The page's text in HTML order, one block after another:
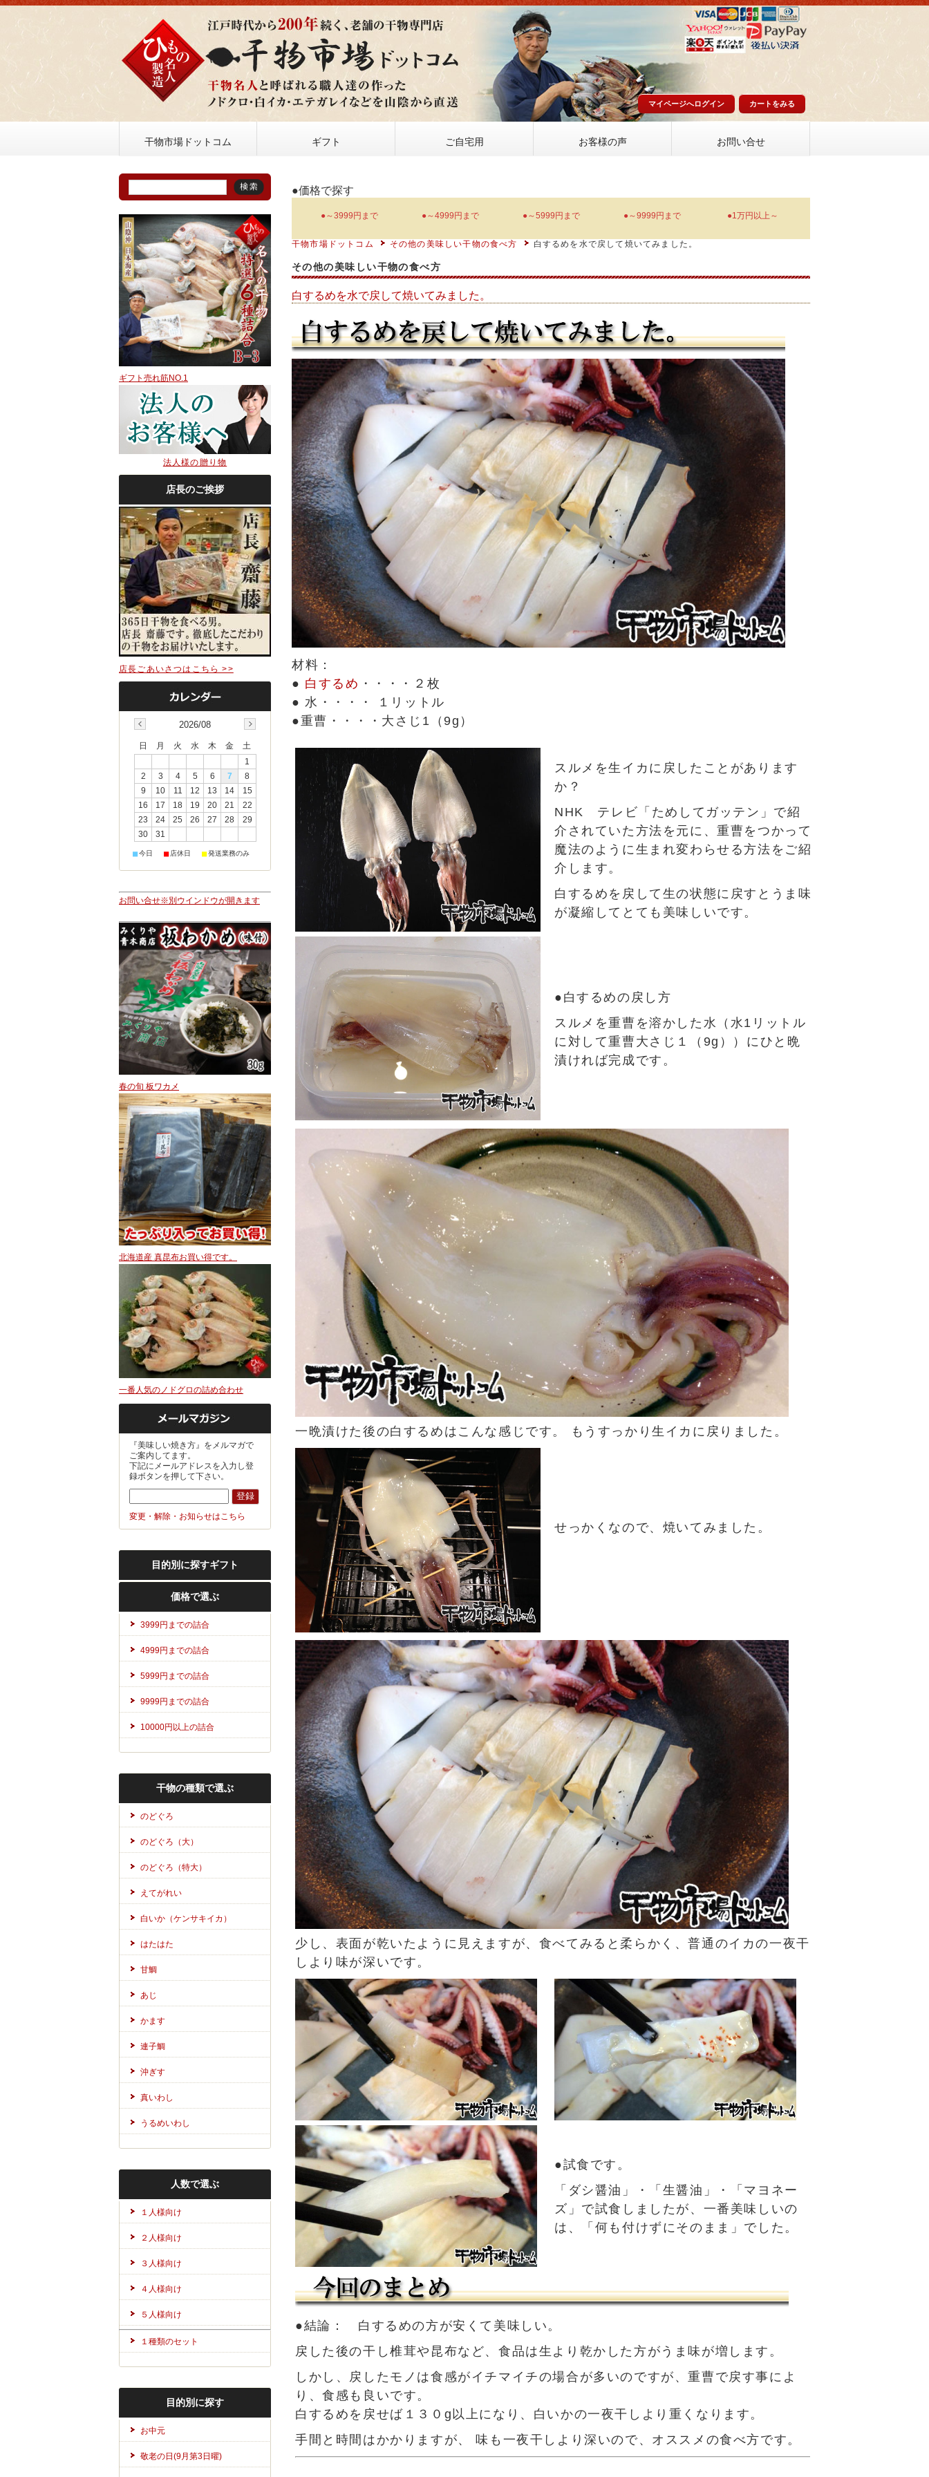
マイページへログイン カートをみる
干物市場ドットコム ギフト ご自宅用 お客様の声 お問い合せ
●価格で探す
●～3999円まで ●～4999円まで ●～5999円まで ●～9999円まで ●1万円以上～
干物市場ドットコム その他の美味しい干物の食べ方 白するめを水で戻して焼いてみました。
その他の美味しい干物の食べ方
白するめを水で戻して焼いてみました。
材料：
● 白するめ ・・・・２枚
● 水 ・・・・ １リットル
●重曹 ・・・・大さじ1（9g）
スルメを生イカに戻したことがあります
か？
NHK テレビ「ためしてガッテン」で紹
介されていた方法を元に、重曹をつかって
魔法のように生まれ変わらせる方法をご紹
介します。
白するめを戻して生の状態に戻すとうま味
が凝縮してとても美味しいです。
●白するめの戻し方
スルメを重曹を溶かした水（水1リットル
に対して重曹大さじ１（9g））にひと晩
漬ければ完成です。
一晩漬けた後の白するめはこんな感じです。 もうすっかり生イカに戻りました。
せっかくなので、焼いてみました。
少し、表面が乾いたように見えますが、食べてみると柔らかく、普通のイカの一夜干
しより味が深いです。
●試食です。
「ダシ醤油」・「生醤油」・「マヨネー
ズ」で試食しましたが、一番美味しいの
は、「何も付けずにそのまま」でした。
●結論： 白するめの方が安くて美味しい。
戻した後の干し椎茸や昆布など、食品は生より乾かした方がうま味が増します。
しかし、戻したモノは食感がイチマイチの場合が多いのですが、重曹で戻す事によ
り、食感も良いです。
白するめを戻せば１３０g以上になり、白いかの一夜干しより重くなります。
手間と時間はかかりますが、 味も一夜干しより深いので、オススメの食べ方です。
ギフト売れ筋NO.1
法人様の贈り物
店長のご挨拶
店長ごあいさつはこちら >>
2026/08
日 月 火 水 木 金
土
1
2
3 4 5 6 7
8
9
10 11 12 13 14
15
16
17 18 19 20 21
22
23
24 25 26 27 28
29
30
31
■今日 ■ 店休日 ■発送業務のみ
お問い合せ※別ウインドウが開きます
春の旬 板ワカメ
北海道産 真昆布お買い得です。
一番人気のノドグロの詰め合わせ
『美味しい焼き方』をメルマガで
ご案内してます。
下記にメールアドレスを入力し登
録ボタンを押して下さい。
変更・解除・お知らせはこちら
目的別に探すギフト
価格で選ぶ
3999円までの詰合
4999円までの詰合
5999円までの詰合
9999円までの詰合
10000円以上の詰合
干物の種類で選ぶ
のどぐろ
のどぐろ（大）
のどぐろ（特大）
えてがれい
白いか（ケンサキイカ）
はたはた
甘鯛
あじ
かます
連子鯛
沖ぎす
真いわし
うるめいわし
人数で選ぶ
１人様向け
２人様向け
３人様向け
４人様向け
５人様向け
１種類のセット
目的別に探す
お中元
敬老の日(9月第3日曜)